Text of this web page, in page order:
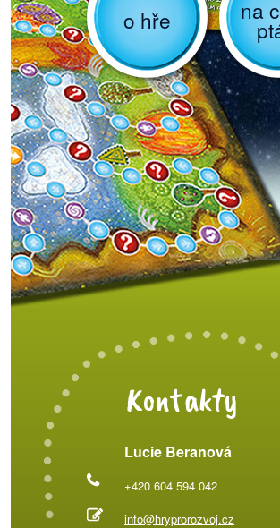
o hře na
Kontakty
Lucie Beranová
+420 604 594 042
info@hryprorozvoj.cz